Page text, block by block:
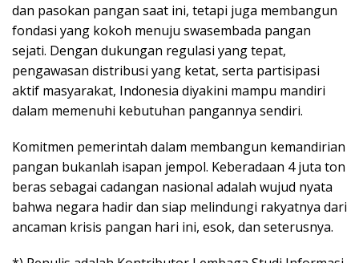
dan pasokan pangan saat ini, tetapi juga membangun
fondasi yang kokoh menuju swasembada pangan
sejati. Dengan dukungan regulasi yang tepat,
pengawasan distribusi yang ketat, serta partisipasi
aktif masyarakat, Indonesia diyakini mampu mandiri
dalam memenuhi kebutuhan pangannya sendiri.
Komitmen pemerintah dalam membangun kemandirian
pangan bukanlah isapan jempol. Keberadaan 4 juta ton
beras sebagai cadangan nasional adalah wujud nyata
bahwa negara hadir dan siap melindungi rakyatnya dari
ancaman krisis pangan hari ini, esok, dan seterusnya.